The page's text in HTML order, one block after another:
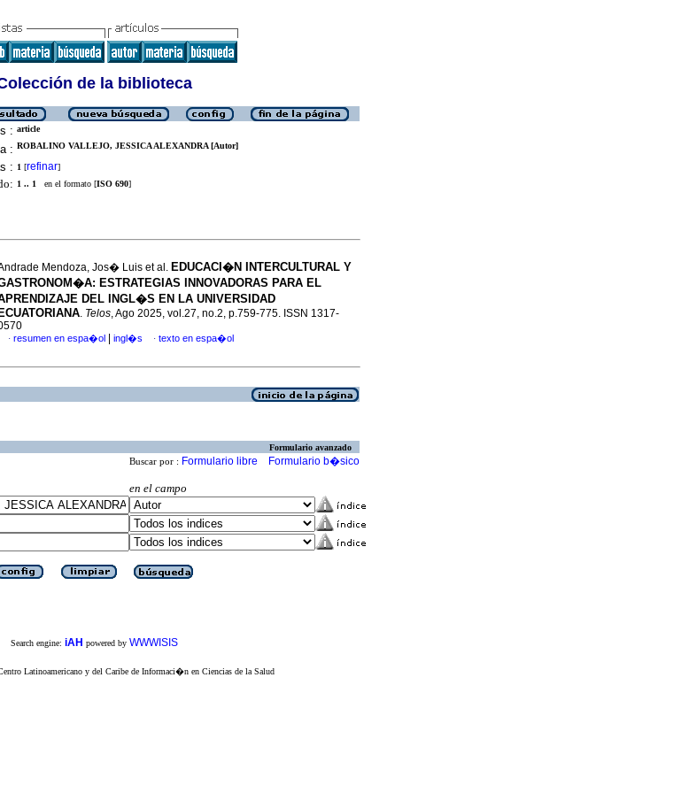
de la biblioteca
: article
: ROBALINO VALLEJO, JESSICA ALEXANDRA [Autor]
: 1 [refinar]
1 .. 1 en el formato [ISO 690]
Mendoza, Jos� Luis et al. EDUCACI�N INTERCULTURAL Y
ESTRATEGIAS INNOVADORAS PARA EL
DEL INGL�S EN LA UNIVERSIDAD
ECUATORIANA. Telos, Ago 2025, vol.27, no.2, p.759-775. ISSN 1317-
· resumen en espa�ol ingl�s · texto en espa�ol
Formulario avanzado
Buscar por : Formulario libre Formulario b�sico
en el campo
Search engine: iAH powered by WWWISIS
Latinoamericano y del Caribe de Informaci�n en Ciencias de la Salud